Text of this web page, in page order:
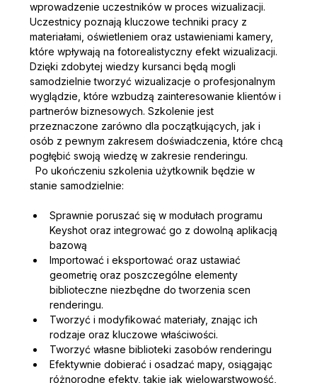
wprowadzenie uczestników w proces wizualizacji.
Uczestnicy poznają kluczowe techniki pracy z
materiałami, oświetleniem oraz ustawieniami kamery,
które wpływają na fotorealistyczny efekt wizualizacji.
Dzięki zdobytej wiedzy kursanci będą mogli
samodzielnie tworzyć wizualizacje o profesjonalnym
wyglądzie, które wzbudzą zainteresowanie klientów i
partnerów biznesowych. Szkolenie jest
przeznaczone zarówno dla początkujących, jak i
osób z pewnym zakresem doświadczenia, które chcą
pogłębić swoją wiedzę w zakresie renderingu.
Po ukończeniu szkolenia użytkownik będzie w
stanie samodzielnie:
Sprawnie poruszać się w modułach programu
Keyshot oraz integrować go z dowolną aplikacją
bazową
Importować i eksportować oraz ustawiać
geometrię oraz poszczególne elementy
biblioteczne niezbędne do tworzenia scen
renderingu.
Tworzyć i modyfikować materiały, znając ich
rodzaje oraz kluczowe właściwości.
Tworzyć własne biblioteki zasobów renderingu
Efektywnie dobierać i osadzać mapy, osiągając
różnorodne efekty, takie jak wielowarstwowość,